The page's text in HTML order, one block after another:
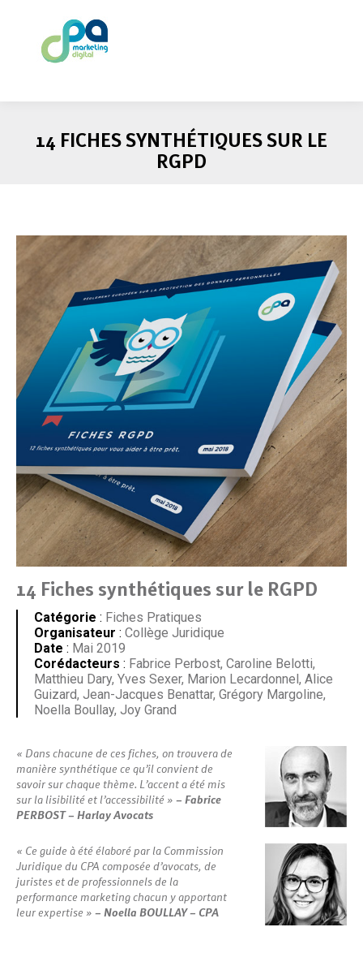
14 FICHES SYNTHÉTIQUES SUR LE
RGPD
14 Fiches synthétiques sur le RGPD
Catégorie : Fiches Pratiques
Organisateur : Collège Juridique
Date : Mai 2019
Corédacteurs : Fabrice Perbost, Caroline Belotti,
Matthieu Dary, Yves Sexer, Marion Lecardonnel, Alice
Guizard, Jean-Jacques Benattar, Grégory Margoline,
Noella Boullay, Joy Grand
« Dans chacune de ces fiches, on trouvera de
manière synthétique ce qu’il convient de
savoir sur chaque thème. L’accent a été mis
sur la lisibilité et l’accessibilité » – Fabrice
PERBOST – Harlay Avocats
« Ce guide à été élaboré par la Commission
Juridique du CPA composée d’avocats, de
juristes et de professionnels de la
performance marketing chacun y apportant
leur expertise » – Noella BOULLAY – CPA